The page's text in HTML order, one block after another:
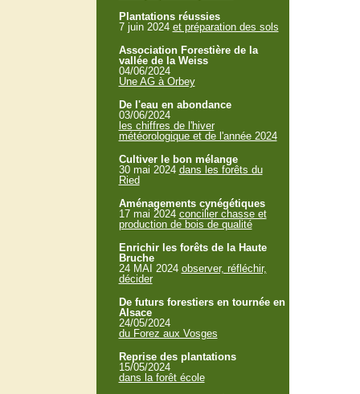
Plantations réussies
7 juin 2024 et préparation des sols
Association Forestière de la
vallée de la Weiss
04/06/2024
Une AG à Orbey
De l'eau en abondance
03/06/2024
les chiffres de l'hiver
météorologique et de l'année 2024
Cultiver le bon mélange
30 mai 2024 dans les forêts du
Ried
Aménagements cynégétiques
17 mai 2024 concilier chasse et
production de bois de qualité
Enrichir les forêts de la Haute
Bruche
24 MAI 2024 observer, réfléchir,
décider
De futurs forestiers en tournée en
Alsace
24/05/2024
du Forez aux Vosges
Reprise des plantations
15/05/2024
dans la forêt école